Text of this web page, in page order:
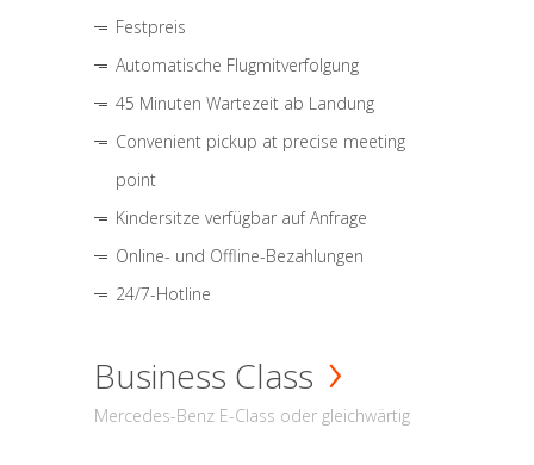
Festpreis
Automatische Flugmitverfolgung
45 Minuten Wartezeit ab Landung
Convenient pickup at precise meeting
point
Kindersitze verfügbar auf Anfrage
Online- und Offline-Bezahlungen
24/7-Hotline
Business Class
Mercedes-Benz E-Class oder gleichwärtig